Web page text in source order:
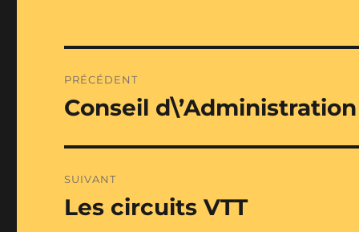
de
PRÉCÉDENT
Publication
Conseil d\’Administration
SUIVANT
Publication
Les circuits VTT